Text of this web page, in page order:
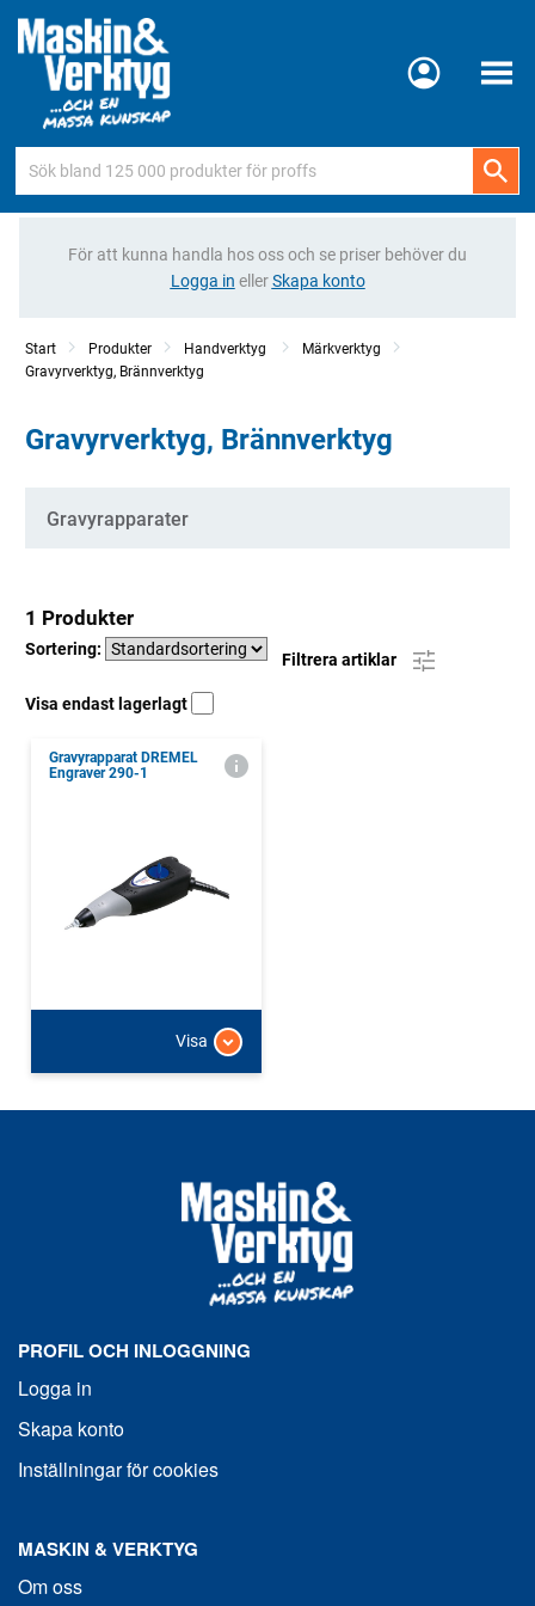
Meny
För att kunna handla hos oss och se priser behöver du
Logga in ellerSkapa konto
Start Produkter Handverktyg
Märkverktyg
Gravyrverktyg, Brännverktyg
Gravyrverktyg, Brännverktyg
Kategorier
Gravyrapparater
1 Produkter
Sortering:
Filtrera artiklar
Visa endast lagerlagt
Gravyrapparat DREMEL
Engraver 290-1
Visa
PROFIL OCH INLOGGNING
Logga in
Skapa konto
Inställningar för cookies
MASKIN & VERKTYG
Om oss